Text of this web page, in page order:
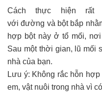
Cách thực hiện rất
với đường và bột bắp
hợp bột này ở tổ mối,
Sau một thời gian, lũ mối
nhà của bạn.
Lưu ý: Không rắc hỗn
em, vật nuôi trong nhà vì